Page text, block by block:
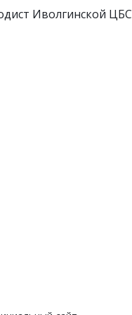
Иволгинской ЦБС